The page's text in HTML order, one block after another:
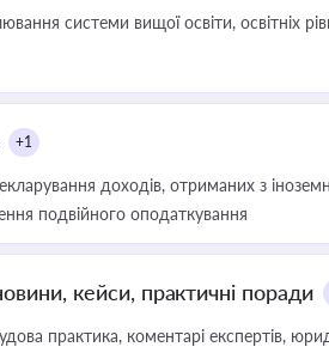
системи вищої освіти, освітніх
+1
доходів, отриманих з
подвійного оподаткування
кейси, практичні поради
практика, коментарі експертів,